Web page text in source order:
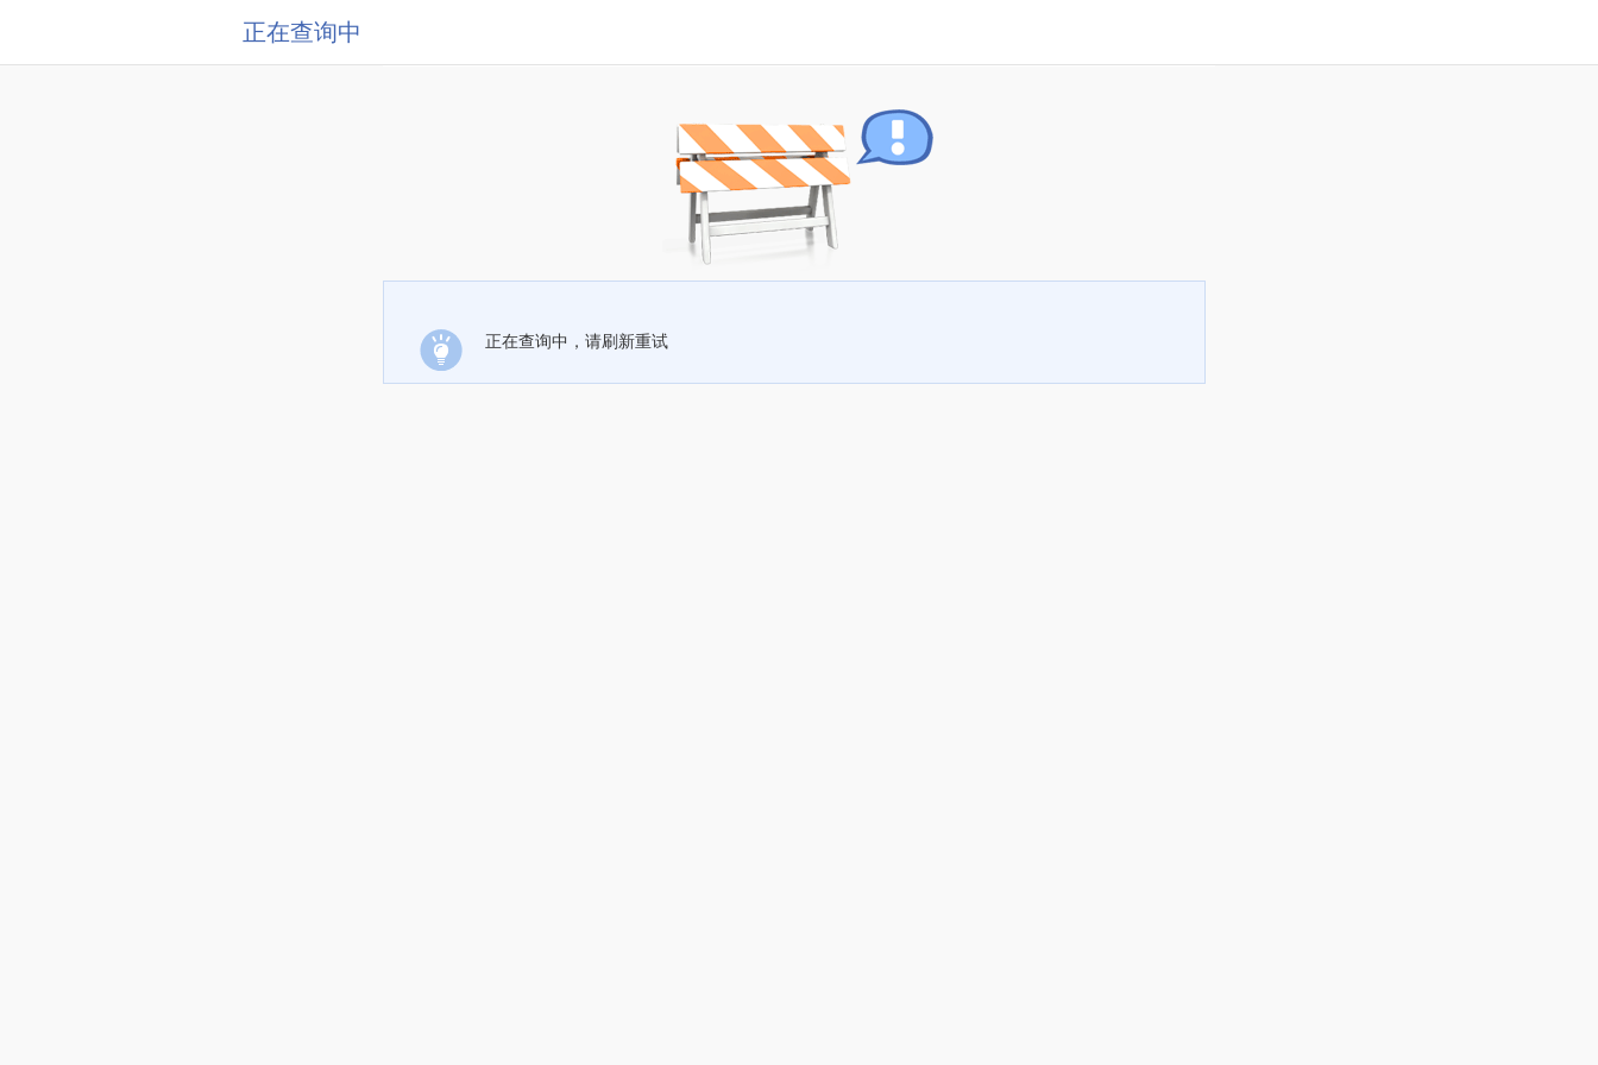
正在查询中
正在查询中，请刷新重试